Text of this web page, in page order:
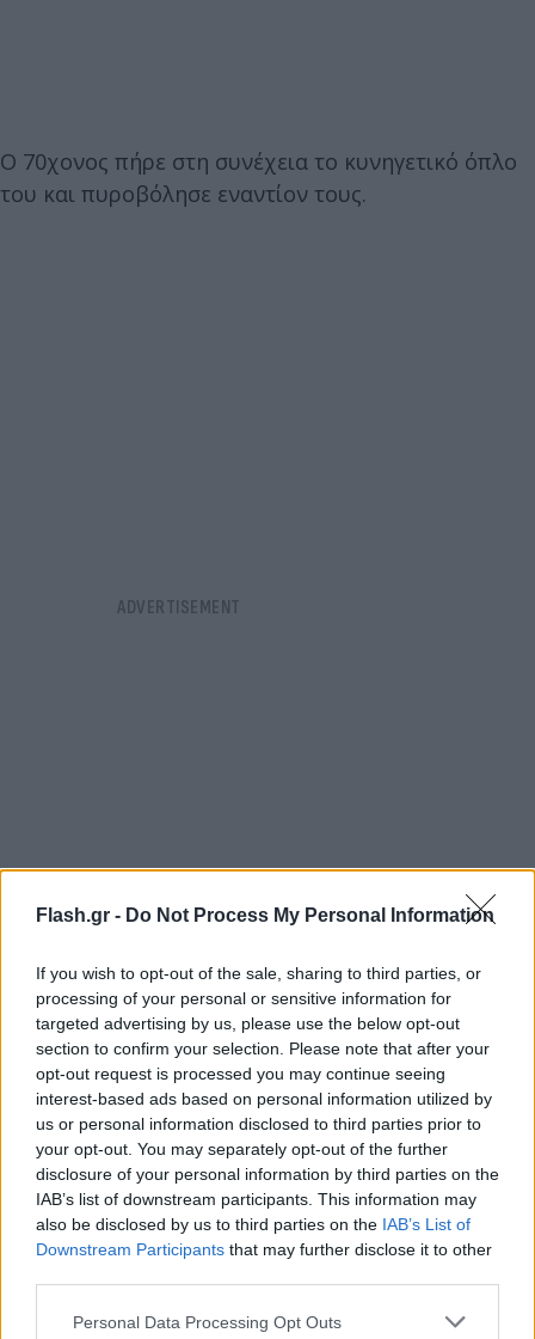
Flash.gr - Do Not Process My Personal Information
If you wish to opt-out of the sale, sharing to third parties, or
processing of your personal or sensitive information for
targeted advertising by us, please use the below opt-out
section to confirm your selection. Please note that after your
opt-out request is processed you may continue seeing
interest-based ads based on personal information utilized by
us or personal information disclosed to third parties prior to
your opt-out. You may separately opt-out of the further
disclosure of your personal information by third parties on the
IAB’s list of downstream participants. This information may
also be disclosed by us to third parties on the IAB’s List of
Downstream Participants that may further disclose it to other
Please note that this website/app uses one or more Google
Personal Data Processing Opt Outs
Ο 70χονος πήρε στη συνέχεια το κυνηγετικό όπλο
του και πυροβόλησε εναντίον τους.
Οι τρεις ανήλικοι μεταφέρθηκαν με ασθενοφόρα
του ΕΚΑΒ στα Νοσοκομεία ΑΧΕΠΑ και
“Παπαγεωργίου” της Θεσσαλονίκης. Οι δύο ήδη
έχουν πάρει εξιτήριο ενώ ο τρίτος παραμένει
νοσηλευόμενος για προληπτικούς λόγους.
Όπως προέκυψε, για το κυνηγετικό όπλο ο
70χρονος δεν διέθετε την απαιτούμενη άδεια.
Μαρτυρίες κατοίκων αναφέρουν ότι αντιμετωπίζει
ψυχολογικά προβλήματα.